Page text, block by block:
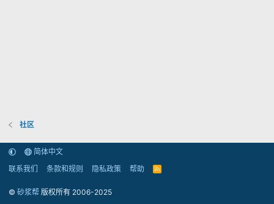
社区
简体中文
联系我们
条款和规则 隐私政策 帮助
R
© 砂浆帮 版权所有 2006-2025